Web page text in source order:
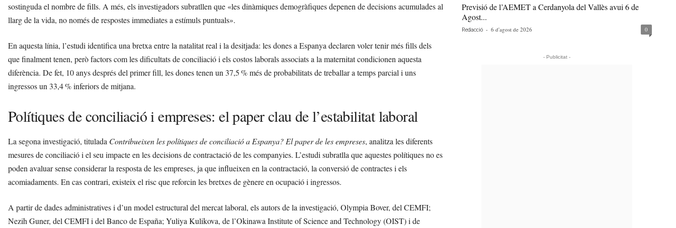
sostinguda el nombre de fills. A més, els investigadors subratllen que «les dinàmiques demogràfiques depenen de decisions acumulades al
llarg de la vida, no només de respostes immediates a estímuls puntuals».
En aquesta línia, l’estudi identifica una bretxa entre la natalitat real i la desitjada: les dones a Espanya declaren voler tenir més fills dels
que finalment tenen, però factors com les dificultats de conciliació i els costos laborals associats a la maternitat condicionen aquesta
diferència. De fet, 10 anys després del primer fill, les dones tenen un 37,5 % més de probabilitats de treballar a temps parcial i uns
ingressos un 33,4 % inferiors de mitjana.
Polítiques de conciliació i empreses: el paper clau de l’estabilitat laboral
La segona investigació, titulada Contribueixen les polítiques de conciliació a Espanya? El paper de les empreses, analitza les diferents
mesures de conciliació i el seu impacte en les decisions de contractació de les companyies. L’estudi subratlla que aquestes polítiques no es
poden avaluar sense considerar la resposta de les empreses, ja que influeixen en la contractació, la conversió de contractes i els
acomiadaments. En cas contrari, existeix el risc que reforcin les bretxes de gènere en ocupació i ingressos.
A partir de dades administratives i d’un model estructural del mercat laboral, els autors de la investigació, Olympia Bover, del CEMFI;
Nezih Guner, del CEMFI i del Banco de España; Yuliya Kulikova, de l’Okinawa Institute of Science and Technology (OIST) i de
Previsió de l’AEMET a Cerdanyola del Vallès avui 6 de
Agost...
Redacció - 6 d'agost de 2026 0
- Publicitat -